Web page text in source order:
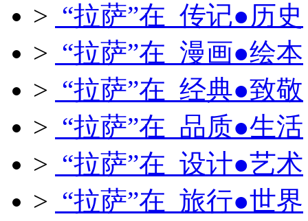
> “拉萨”在 传记●历史
> “拉萨”在 漫画●绘本
> “拉萨”在 经典●致敬
> “拉萨”在 品质●生活
> “拉萨”在 设计●艺术
> “拉萨”在 旅行●世界